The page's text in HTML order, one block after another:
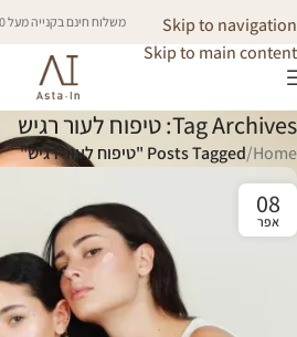
Skip to navigation
Skip to main content
משלוח חינם בקנייה מעל 450 ₪
Tag Archives: טיפוח לעור רגיש
Home
/Posts Tagged "טיפוח לעור רגיש"
08
אפר